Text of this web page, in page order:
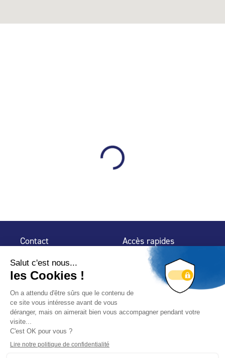
Contact
32 rue de Mogador
75 009 Paris
Accès rapides
Espace Presse
Trouver un
professionnel
Nous suivre